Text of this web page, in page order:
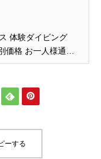
格 お一人様通常1
加 】 キャンペーン
 
ーする